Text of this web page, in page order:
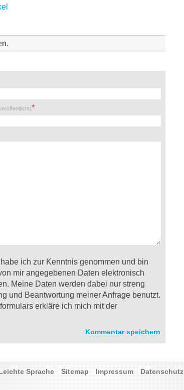
habe ich zur Kenntnis genommen und bin
mir angegebenen Daten elektronisch
Meine Daten werden dabei nur streng
und Beantwortung meiner Anfrage benutzt.
erkläre ich mich mit der
Sprache Sitemap Impressum Datenschutz